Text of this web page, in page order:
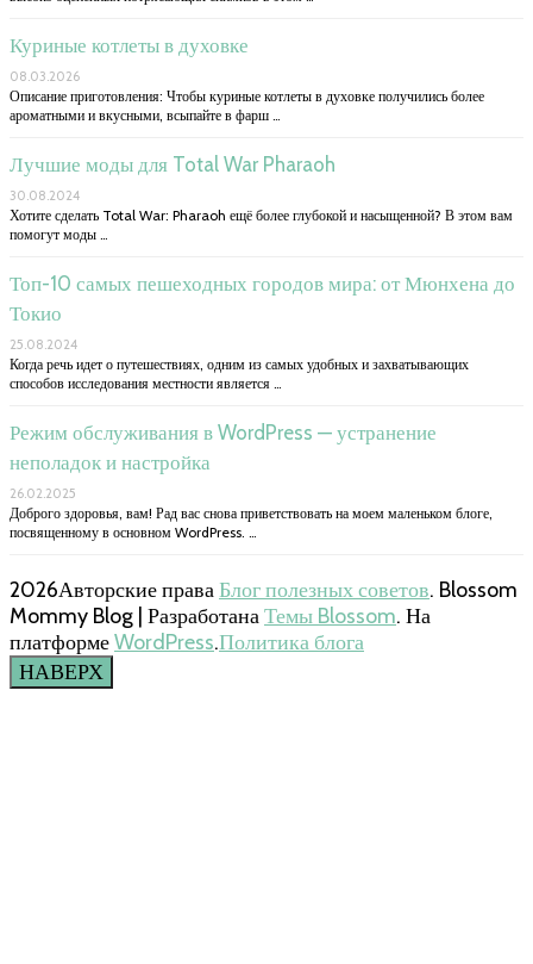
Куриные котлеты в духовке
08.03.2026
Описание приготовления: Чтобы куриные котлеты в духовке получились более
ароматными и вкусными, всыпайте в фарш …
Лучшие моды для Total War Pharaoh
30.08.2024
Хотите сделать Total War: Pharaoh ещё более глубокой и насыщенной? В этом вам
помогут моды …
Топ-10 самых пешеходных городов мира: от Мюнхена до
Токио
25.08.2024
Когда речь идет о путешествиях, одним из самых удобных и захватывающих
способов исследования местности является …
Режим обслуживания в WordPress — устранение
неполадок и настройка
26.02.2025
Доброго здоровья, вам! Рад вас снова приветствовать на моем маленьком блоге,
посвященному в основном WordPress. …
2026Авторские праваБлог полезных советов. Blossom
Mommy Blog | РазработанаТемы Blossom. На
платформеWordPress.Политика блога
НАВЕРХ